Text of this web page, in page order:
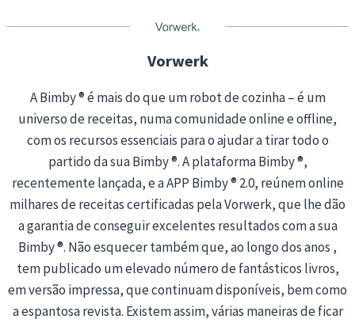
g
Vorwerk
A Bimby ® é mais do que um robot de cozinha – é um
universo de receitas, numa comunidade online e offline,
com os recursos essenciais para o ajudar a tirar todo o
partido da sua Bimby ®. A plataforma Bimby ®,
recentemente lançada, e a APP Bimby ® 2.0, reúnem online
milhares de receitas certificadas pela Vorwerk, que lhe dão
a garantia de conseguir excelentes resultados com a sua
Bimby ®. Não esquecer também que, ao longo dos anos ,
tem publicado um elevado número de fantásticos livros,
em versão impressa, que continuam disponíveis, bem como
a espantosa revista. Existem assim, várias maneiras de ficar